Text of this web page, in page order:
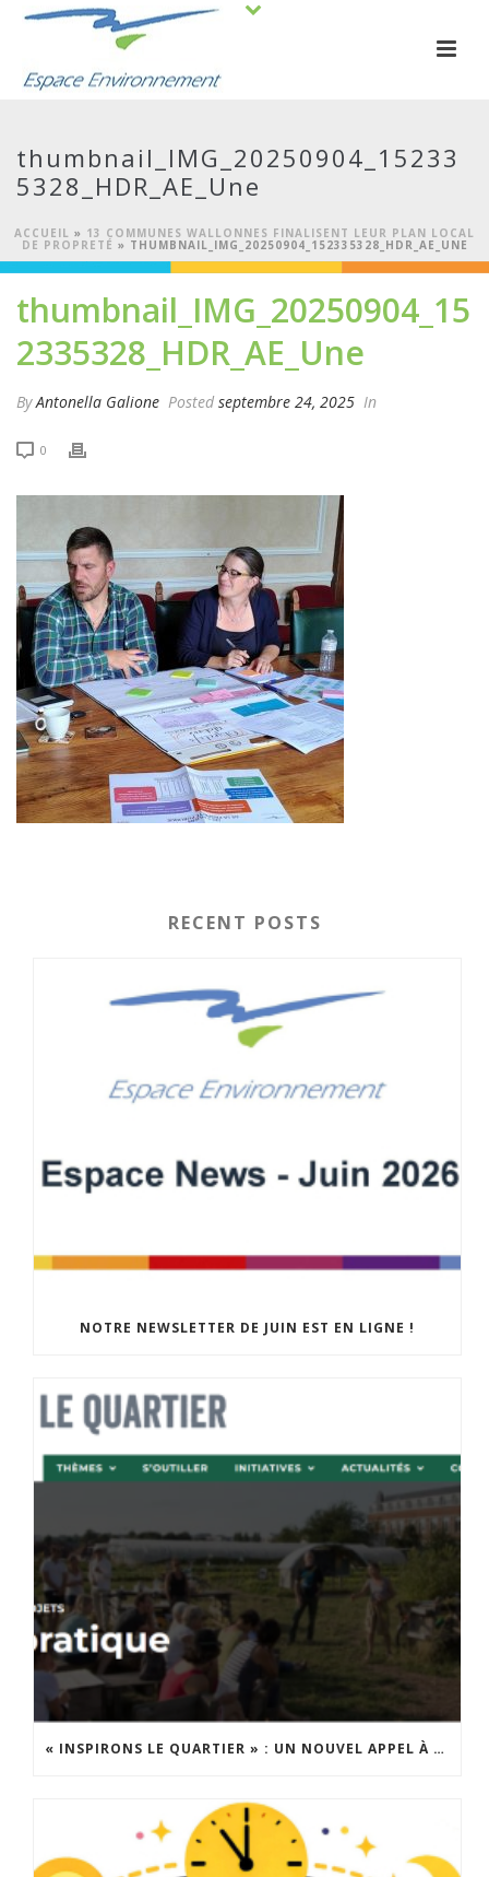
thumbnail_IMG_20250904_15233
5328_HDR_AE_Une
ACCUEIL » 13 COMMUNES WALLONNES FINALISENT LEUR PLAN LOCAL
DE PROPRETÉ » THUMBNAIL_IMG_20250904_152335328_HDR_AE_UNE
thumbnail_IMG_20250904_15
2335328_HDR_AE_Une
ByAntonella Galione Posted septembre 24, 2025 In
0
RECENT POSTS
NOTRE NEWSLETTER DE JUIN EST EN LIGNE !
« INSPIRONS LE QUARTIER » : UN NOUVEL APPEL À PROJETS EST LANCÉ !